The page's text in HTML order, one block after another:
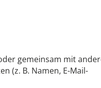
gemeinsam mit
(z. B. Namen, E-Mail-